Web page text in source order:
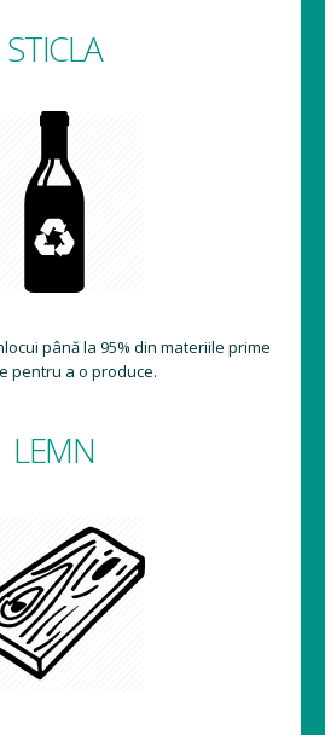
STICLA
până la 95% din materiile prime
pentru a o produce.
LEMN